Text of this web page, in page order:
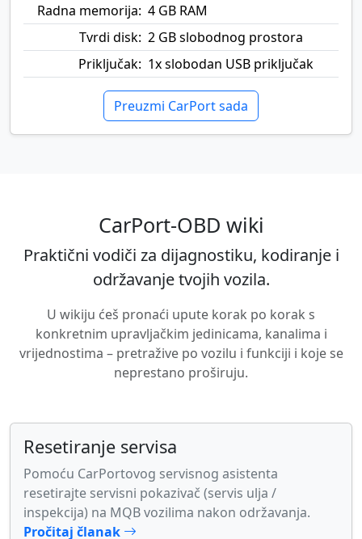
Radna memorija: 4 GB RAM
Tvrdi disk: 2 GB slobodnog prostora
Priključak: 1x slobodan USB priključak
Preuzmi CarPort sada
CarPort-OBD wiki
Praktični vodiči za dijagnostiku, kodiranje i
održavanje tvojih vozila.
U wikiju ćeš pronaći upute korak po korak s
konkretnim upravljačkim jedinicama, kanalima i
vrijednostima – pretražive po vozilu i funkciji i koje se
neprestano proširuju.
Resetiranje servisa
Pomoću CarPortovog servisnog asistenta
resetirajte servisni pokazivač (servis ulja /
inspekcija) na MQB vozilima nakon održavanja.
Pročitaj članak